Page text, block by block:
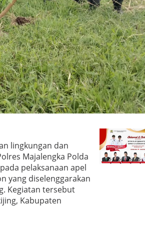
lingkungan dan
Majalengka Polda
pelaksanaan apel
yang diselenggarakan
Kegiatan tersebut
Kabupaten